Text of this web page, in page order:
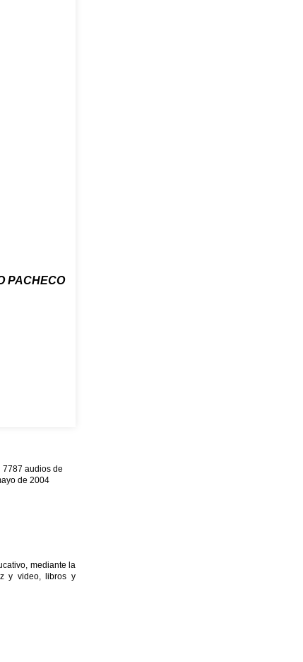
PACHECO
audios de
de 2004
mediante la
y video, libros y